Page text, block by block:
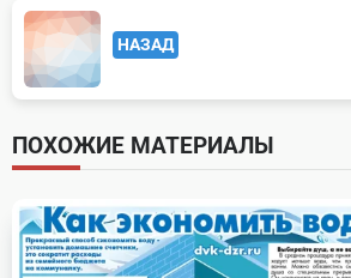
<span
class="nav-
subtitle
screen-
reader-
text">Page</span>
НАЗАД
ПОХОЖИЕ МАТЕРИАЛЫ